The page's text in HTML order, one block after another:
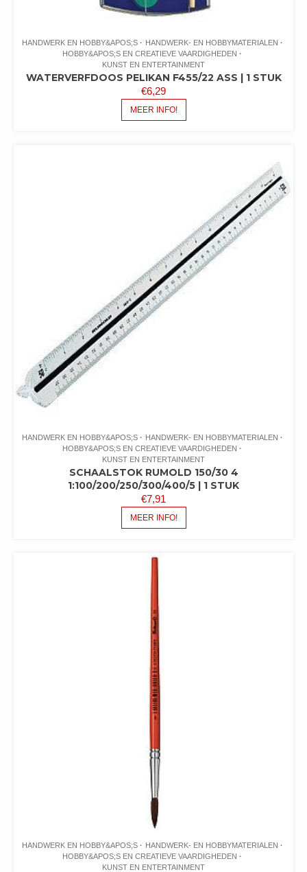
HANDWERK EN HOBBY&APOS;S
HANDWERK- EN HOBBYMATERIALEN
HOBBY&APOS;S EN CREATIEVE VAARDIGHEDEN
KUNST EN ENTERTAINMENT
WATERVERFDOOS PELIKAN F455/22 ASS | 1 STUK
€6,29
MEER INFO!
HANDWERK EN HOBBY&APOS;S
HANDWERK- EN HOBBYMATERIALEN
HOBBY&APOS;S EN CREATIEVE VAARDIGHEDEN
KUNST EN ENTERTAINMENT
SCHAALSTOK RUMOLD 150/30 4
1:100/200/250/300/400/5 | 1 STUK
€7,91
MEER INFO!
HANDWERK EN HOBBY&APOS;S
HANDWERK- EN HOBBYMATERIALEN
HOBBY&APOS;S EN CREATIEVE VAARDIGHEDEN
KUNST EN ENTERTAINMENT